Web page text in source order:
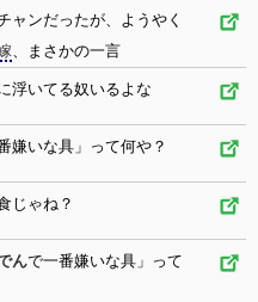
ャンだったが、ようやく
、まさかの一言
浮いてる奴いるよな
嫌いな具」って何や？
じゃね？
んで一番嫌いな具」って